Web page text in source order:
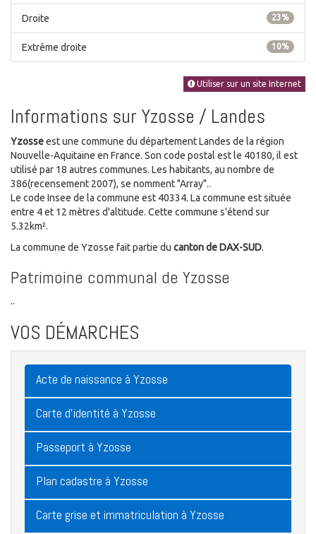
23%
Droite
10%
Extrême droite
Utiliser sur un site Internet
Informations sur Yzosse / Landes
Yzosseest une commune du département Landes de la région
Nouvelle-Aquitaine en France. Son code postal est le 40180, il est
utilisé par 18 autres communes. Les habitants, au nombre de
386(recensement 2007), se nomment "Array"..
Le code Insee de la commune est 40334. La commune est située
entre 4 et 12 mètres d'altitude. Cette commune s'étend sur
5.32km².
La commune de Yzosse fait partie du canton de DAX-SUD.
Patrimoine communal de Yzosse
..
VOS DÉMARCHES
Acte de naissance à Yzosse
Carte d'identité à Yzosse
Passeport à Yzosse
Plan cadastre à Yzosse
Carte grise et immatriculation à Yzosse